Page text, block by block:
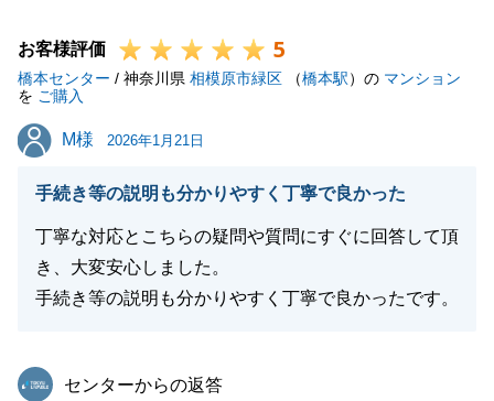
にご連絡を下さいませ。
今後とも宜しくお願い申し上げます。
お客様評価 5
橋本センター / 神奈川県 相模原市緑区 （橋本駅）の マンション
を ご購入
M様
M様 2026年1月21日
手続き等の説明も分かりやすく丁寧で良かった
丁寧な対応とこちらの疑問や質問にすぐに回答して頂
き、大変安心しました。
手続き等の説明も分かりやすく丁寧で良かったです。
東急リバブル
センターからの返答